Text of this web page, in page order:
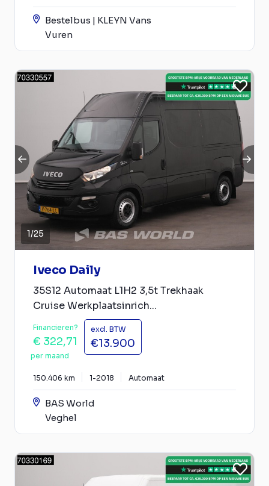
Bestelbus | KLEYN Vans
Vuren
1/25
Iveco Daily
35S12 Automaat L1H2 3,5t Trekhaak
Cruise Werkplaatsinrich...
Financieren?
€ 322,71
per maand
excl. BTW
€13.900
150.406 km 1-2018 Automaat
BAS World
Veghel